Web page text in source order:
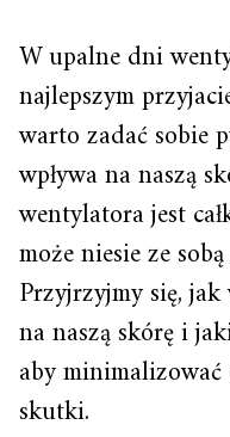
W upalne dni
najlepszym
warto zadać sobie
wpływa na naszą
wentylatora jest
może niesie ze
Przyjrzyjmy się,
na naszą skórę i
aby
skutki.